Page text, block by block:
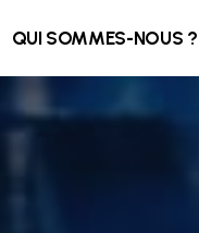
QUI SOMMES-NOUS ?